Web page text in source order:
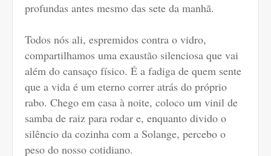
profundas antes mesmo das sete da manhã.
Todos nós ali, espremidos contra o vidro,
compartilhamos uma exaustão silenciosa que vai
além do cansaço físico. É a fadiga de quem sente
que a vida é um eterno correr atrás do próprio
rabo. Chego em casa à noite, coloco um vinil de
samba de raiz para rodar e, enquanto divido o
silêncio da cozinha com a Solange, percebo o
peso do nosso cotidiano.